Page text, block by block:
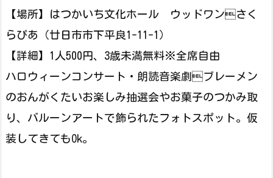
【場所】はつかいち文化ホール ウッドワンさく
らぴあ（廿日市市下平良1-11-1）
【詳細】1人500円、3歳未満無料※全席自由
ハロウィーンコンサート・朗読音楽劇ブレーメン
のおんがくたいお楽しみ抽選会やお菓子のつかみ取
り、バルーンアートで飾られたフォトスポット。仮
装してきてもOk。